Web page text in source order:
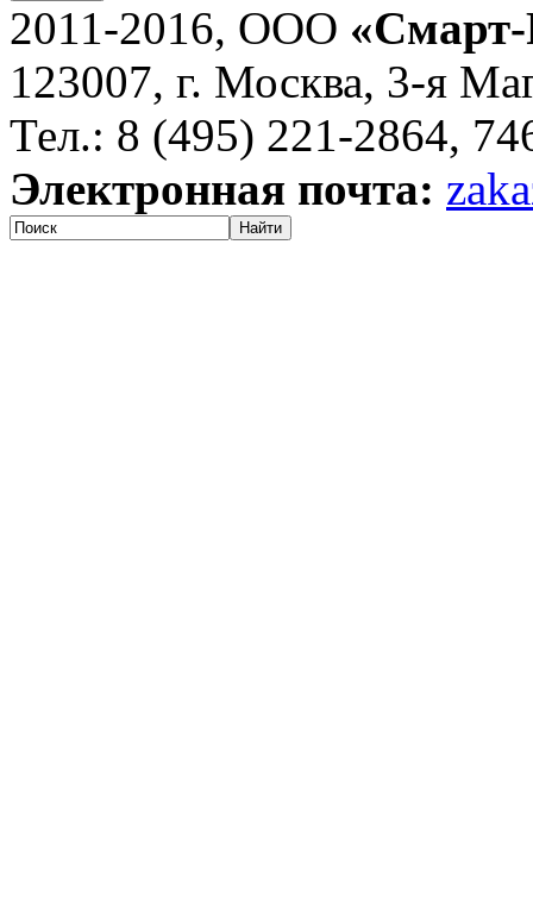
2011-2016, ООО
123007, г. Москва, 3-я
Тел.: 8 (495) 221-2864,
Электронная почта:
Найти